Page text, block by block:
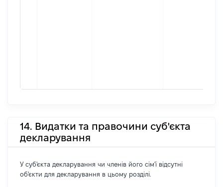
14. Видатки та правочини суб'єкта
декларування
У суб'єкта декларування чи членів його сім'ї відсутні
об'єкти для декларування в цьому розділі.